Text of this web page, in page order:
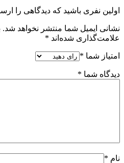
اولین نفری باشید که دیدگاهی را
نشانی ایمیل شما منتشر نخواهد شد.
علامت‌گذاری شده‌اند *
امتیاز شما *
دیدگاه شما *
نام *